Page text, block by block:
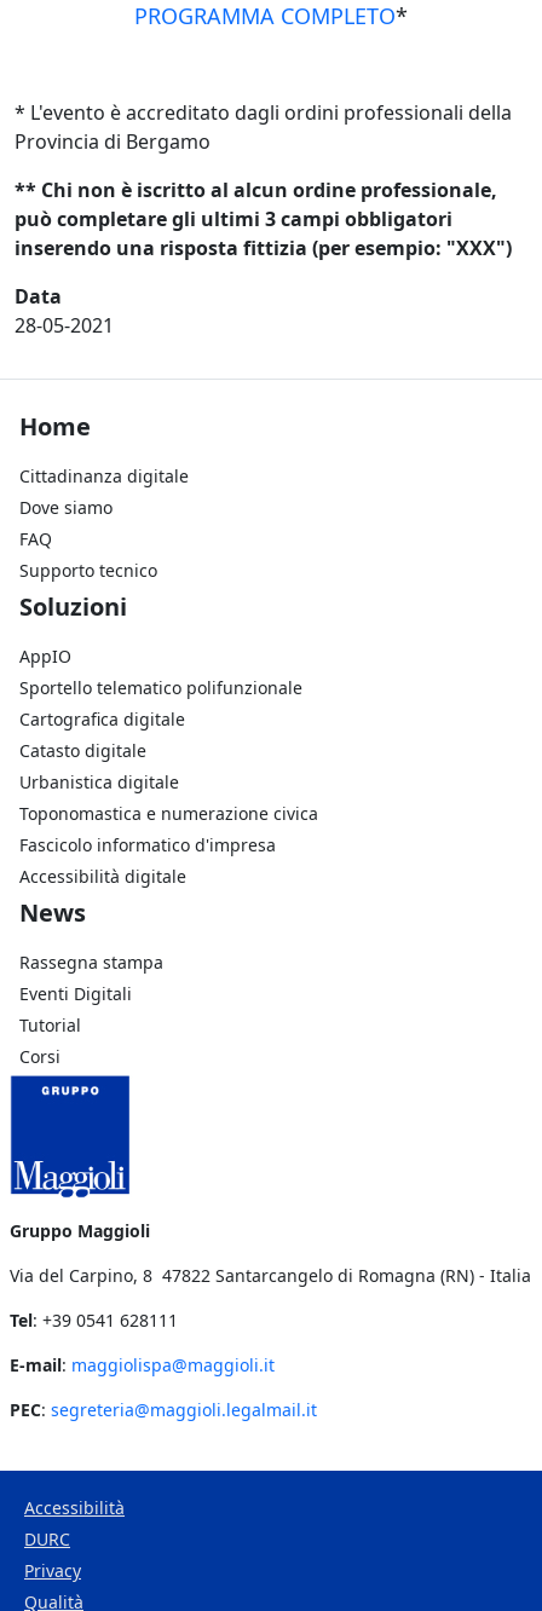
PROGRAMMA COMPLETO*
* L'evento è accreditato dagli ordini professionali della
Provincia di Bergamo
** Chi non è iscritto al alcun ordine professionale,
può completare gli ultimi 3 campi obbligatori
inserendo una risposta fittizia (per esempio: "XXX")
Data
28-05-2021
Footer Home
Home
Cittadinanza digitale
Dove siamo
FAQ
Supporto tecnico
Footer Soluzioni
Soluzioni
AppIO
Sportello telematico polifunzionale
Cartografica digitale
Catasto digitale
Urbanistica digitale
Toponomastica e numerazione civica
Fascicolo informatico d'impresa
Accessibilità digitale
Footer Azienda
News
Rassegna stampa
Eventi Digitali
Tutorial
Corsi
Gruppo Maggioli
Via del Carpino, 8 47822 Santarcangelo di Romagna (RN) - Italia
Tel: +39 0541 628111
E-mail: maggiolispa@maggioli.it
PEC: segreteria@maggioli.legalmail.it
Footer Bottom
Accessibilità
DURC
Privacy
Qualità